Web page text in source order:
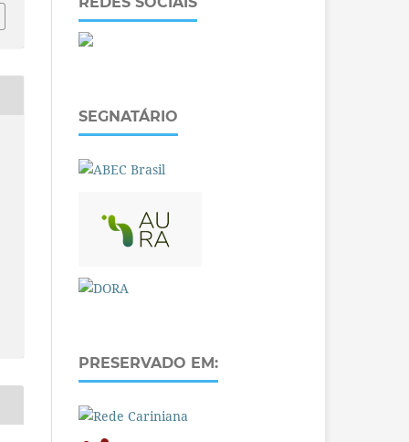
SEGNATÁRIO
PRESERVADO EM: